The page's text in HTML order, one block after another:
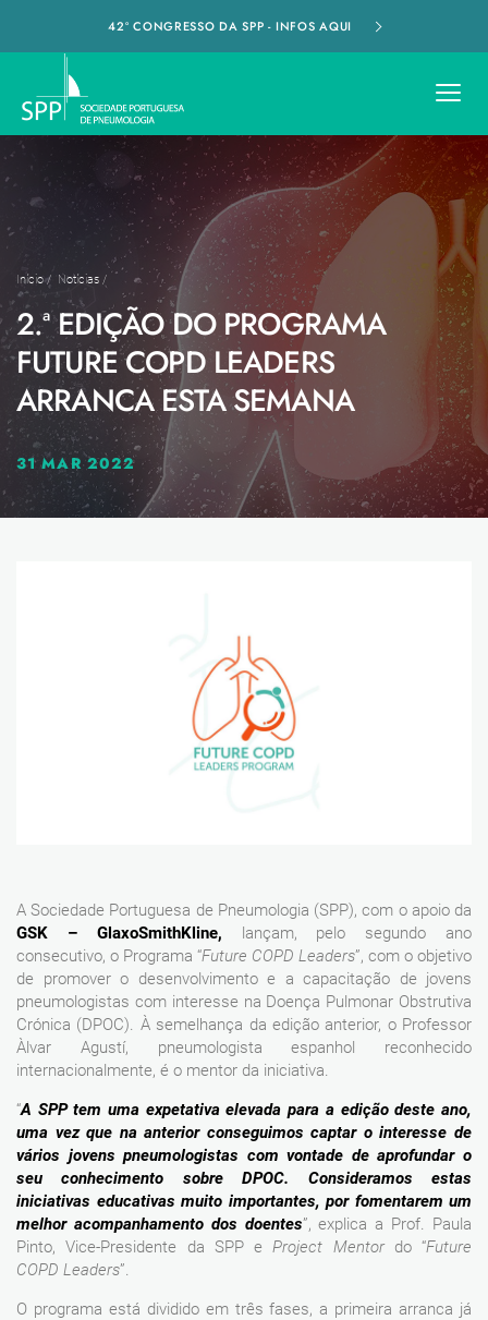
42º CONGRESSO DA SPP - INFOS AQUI
Início/ Notícias /
2.ª EDIÇÃO DO PROGRAMA
FUTURE COPD LEADERS
ARRANCA ESTA SEMANA
31 MAR 2022
A Sociedade Portuguesa de Pneumologia (SPP), com o apoio da
GSK – GlaxoSmithKline,
lançam, pelo segundo ano
consecutivo, o Programa “Future COPD Leaders”, com o objetivo
de promover o desenvolvimento e a capacitação de jovens
pneumologistas com interesse na Doença Pulmonar Obstrutiva
Crónica (DPOC). À semelhança da edição anterior, o Professor
Àlvar Agustí, pneumologista espanhol reconhecido
internacionalmente, é o mentor da iniciativa.
“A SPP tem uma expetativa elevada para a edição deste ano,
uma vez que na anterior conseguimos captar o interesse de
vários jovens pneumologistas com vontade de aprofundar o
seu conhecimento sobre DPOC. Consideramos estas
iniciativas educativas muito importantes, por fomentarem um
melhor acompanhamento dos doentes”, explica a Prof. Paula
Pinto, Vice-Presidente da SPP eProject Mentordo “Future
COPD Leaders”.
O programa está dividido em três fases, a primeira arranca já